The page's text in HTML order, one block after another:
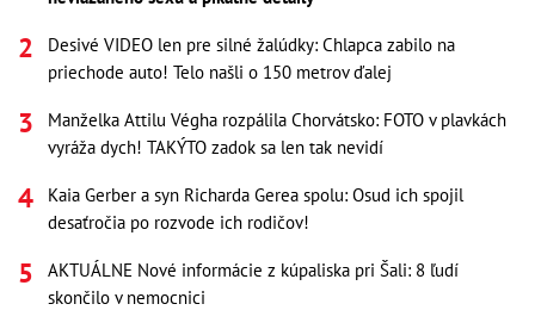
Desivé VIDEO len pre silné žalúdky: Chlapca zabilo na
priechode auto! Telo našli o 150 metrov ďalej
Manželka Attilu Végha rozpálila Chorvátsko: FOTO v plavkách
vyráža dych! TAKÝTO zadok sa len tak nevidí
Kaia Gerber a syn Richarda Gerea spolu: Osud ich spojil
desaťročia po rozvode ich rodičov!
AKTUÁLNE Nové informácie z kúpaliska pri Šali: 8 ľudí
skončilo v nemocnici